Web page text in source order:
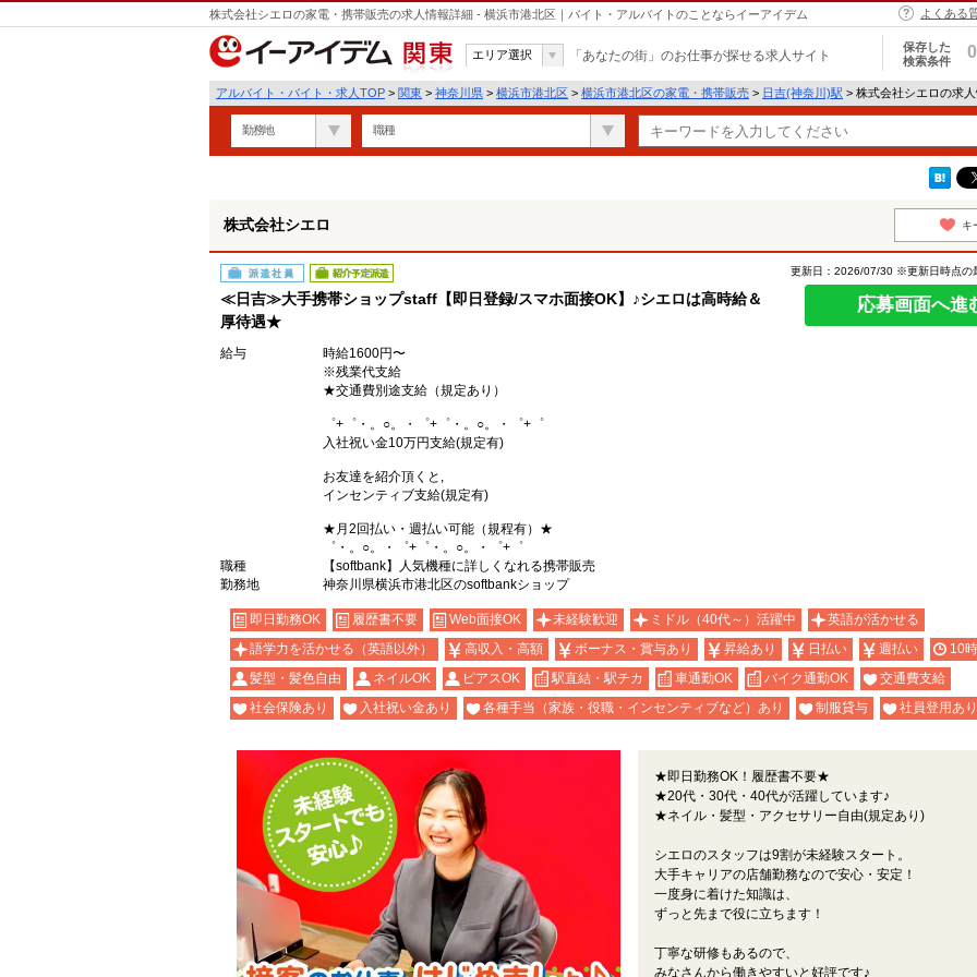
株式会社シエロの家電・携帯販売の求人情報詳細 - 横浜市港北区｜バイト・アルバイトのことならイーアイデム よくある
関東
エリア選択 「あなたの街」のお仕事が探せる求人サイト
保存した
検索条件
0
アルバイト・バイト・求人TOP > 関東 > 神奈川県 > 横浜市港北区 > 横浜市港北区の家電・携帯販売 > 日吉(神奈川)駅 > 株式会社シエロの求
勤務地 職種
遣
株式会社シエロ キ
派遣社員 紹介予定派遣
≪日吉≫大手携帯ショップstaff【即日登録/スマホ面接OK】♪シエロは高時給＆
厚待遇★
更新日：2026/07/30 ※更新日時点の
応募画面へ進
給与
時給1600円〜
※残業代支給
★交通費別途支給（規定あり）
゜+゜・。○。・゜+゜・。○。・゜+゜
入社祝い金10万円支給(規定有)
お友達を紹介頂くと,
インセンティブ支給(規定有)
★月2回払い・週払い可能（規程有）★
゜・。○。・゜+゜・。○。・゜+゜
職種
【softbank】人気機種に詳しくなれる携帯販売
勤務地
神奈川県横浜市港北区のsoftbankショップ
即日勤務OK 履歴書不要 Web面接OK 未経験歓迎 ミドル（40代～）活躍中
英語が活かせる
語学力を活かせる（英語以外）
高収入・高額 ボーナス・賞与あり 昇給あり 日払い 週払い
10
髪型・髪色自由
ネイルOK ピアスOK 駅直結・駅チカ 車通勤OK バイク通勤OK
交通費支給
社会保険あり
入社祝い金あり 各種手当（家族・役職・インセンティブなど）あり 制服貸与 社員登用あり
★即日勤務OK！履歴書不要★
★20代・30代・40代が活躍しています♪
★ネイル・髪型・アクセサリー自由(規定あり)
シエロのスタッフは9割が未経験スタート。
大手キャリアの店舗勤務なので安心・安定！
一度身に着けた知識は、
ずっと先まで役に立ちます！
丁寧な研修もあるので、
みなさんから働きやすいと好評です♪